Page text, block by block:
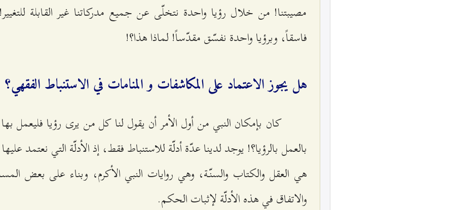
مصيبتنا! من خلال رؤيا واحدة نتخلّى عن جميع مدركاتنا غير القابلة
فاسقاً، وبرؤيا واحدة نفسّق مقدّساً! لماذا هذا؟!
هل يجوز الاعتماد على المكاشفات و المنامات في الاستنباط الفقهي؟
كان بإمكان النبي من أول الأمر أن يقول لنا كل من يرى رؤيا فليعمل
بالعمل بالرؤيا؟! يوجد لدينا عدّة أدلّة للاستنباط فقط، إذ الأدلّة التي نعتمد
هي العقل والكتاب والسنّة، وهي روايات النبي الأكرم، وبناء على بعض
والاتفاق في هذه الأدلّة لإثبات الحكم.